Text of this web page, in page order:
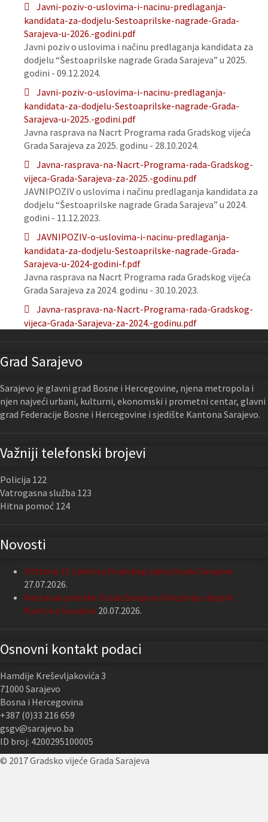
Javni-poziv-o-uslovima-i-nacinu-predlaganja-
kandidata-za-dodjelu-Sestoaprilske-nagrade-Grada-
Sarajeva-u-2026.-godini.pdf
Javni poziv o uslovima i načinu predlaganja kandidata za
dodjelu “Šestoaprilske nagrade Grada Sarajeva” u 2025.
godini - 09.12.2024.
Javni-poziv-o-uslovima-i-nacinu-predlaganja-
kandidata-za-dodjelu-Sestoaprilske-nagrade-Grada-
Sarajeva-u-2025.-godini.pdf
Javna rasprava na Nacrt Programa rada Gradskog vijeća
Grada Sarajeva za 2025. godinu - 28.10.2024.
Javna-rasprava-na-Nacrt-Programa-rada-Gradskog-
vijeca-Grada-Sarajeva-za-2025.-godinu.pdf
JAVNIPOZIV o uslovima i načinu predlaganja kandidata za
dodjelu “Šestoaprilske nagrade Grada Sarajeva” u 2024.
godini - 11.12.2023.
JAVNIPOZIV-o-uslovima-i-nacinu-predlaganja-
kandidata-za-dodjelu-Sestoaprilske-nagrade-Grada-
Sarajeva-u-2024-godini-f.pdf
Javna rasprava na Nacrt Programa rada Gradskog vijeća
Grada Sarajeva za 2024. godinu - 30.10.2023.
Javna-rasprava-na-Nacrt-Programa-rada-Gradskog-
vijeca-Grada-Sarajeva-za-2024.-godinu.pdf
Grad Sarajevo
Sarajevo je glavni grad Bosne i Hercegovine, njena metropola i
njen najveći urbani, kulturni, ekonomski i prometni centar, glavni
grad Federacije Bosne i Hercegovine i sjedište Kantona Sarajevo.
Važniji telefonski brojevi
Policija 122
Vatrogasna služba 123
Hitna pomoć 124
Novosti
Održana 13. sjednica Gradskog vijeća Grada Sarajeva
27.07.2026.
Nastavak podrške Grada Sarajeva Udruženju slijepih
Kantona Sarajevo 20.07.2026.
Osnovni kontakt podaci
Hamdije Kreševljakovića 3
71000 Sarajevo
Bosna i Hercegovina
+387 (0)33 216 659
gsgv@sarajevo.ba
ID broj: 4200295100005
© 2017 Gradsko vijeće Grada Sarajeva